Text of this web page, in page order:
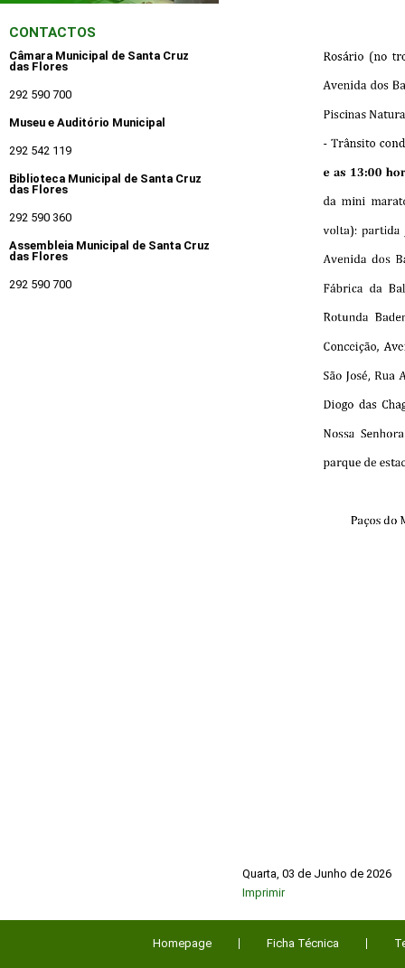
CONTACTOS
Câmara Municipal de Santa Cruz
das Flores
292 590 700
Museu e Auditório Municipal
292 542 119
Biblioteca Municipal de Santa Cruz
das Flores
292 590 360
Assembleia Municipal de Santa Cruz
das Flores
292 590 700
Quarta, 03 de Junho de 2026
Imprimir
Homepage Ficha Técnica